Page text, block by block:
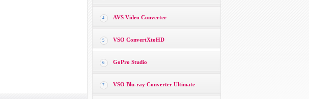
4 AVS Video Converter
5 VSO ConvertXtoHD
6 GoPro Studio
7 VSO Blu-ray Converter Ultimate